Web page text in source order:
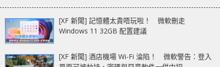
[XF 新聞] 記憶體太貴唔玩啦！ 微軟刪走
Windows 11 32GB 配置建議
[XF 新聞] 酒店機場 Wi-Fi 淪陷！ 微軟警告：登入